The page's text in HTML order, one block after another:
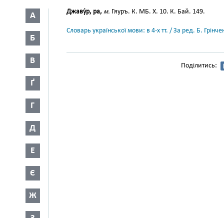
А
Б
В
Ґ
Г
Д
Е
Є
Ж
Джаву́р, ра, м. Гяуръ. К. МБ. X. 10. К. Бай. 149.
Словарь української мови: в 4-х тт. / За ред. Б.
Поділитись: